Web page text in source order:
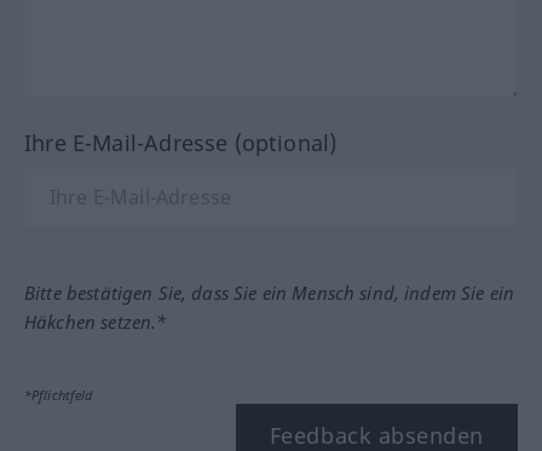
Ihre E-Mail-Adresse (optional)
Bitte bestätigen Sie, dass Sie ein Mensch sind, indem Sie ein
Häkchen setzen.*
*Pflichtfeld
Feedback absenden